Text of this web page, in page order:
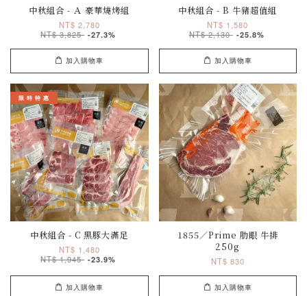
中秋組合 - Ａ 豪華燒烤組
NT$ 2,780
NT$ 3,825 -27.3%
加入購物車
中秋組合 - B 牛豬超值組
NT$ 1,580
NT$ 2,130 -25.8%
加入購物車
限 時 特 惠
中秋組合 - C 黑豚大滿足
NT$ 1,480
NT$ 1,945 -23.9%
加入購物車
1855／Prime 肋眼 牛排
250g
NT$ 830
加入購物車